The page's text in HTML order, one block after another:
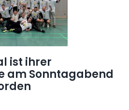
ist ihrer
am Sonntagabend